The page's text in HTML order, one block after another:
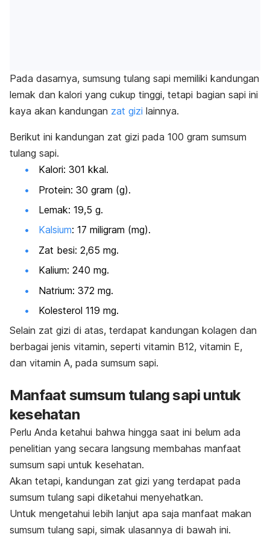
Pada dasarnya, sumsung tulang sapi memiliki kandungan
lemak dan kalori yang cukup tinggi, tetapi bagian sapi ini
kaya akan kandungan zat gizi lainnya.
Berikut ini kandungan zat gizi pada 100 gram sumsum
tulang sapi.
Kalori: 301 kkal.
Protein: 30 gram (g).
Lemak: 19,5 g.
Kalsium: 17 miligram (mg).
Zat besi: 2,65 mg.
Kalium: 240 mg.
Natrium: 372 mg.
Kolesterol 119 mg.
Selain zat gizi di atas, terdapat kandungan kolagen dan
berbagai jenis vitamin, seperti vitamin B12, vitamin E,
dan vitamin A, pada sumsum sapi.
Manfaat sumsum tulang sapi untuk
kesehatan
Perlu Anda ketahui bahwa hingga saat ini belum ada
penelitian yang secara langsung membahas manfaat
sumsum sapi untuk kesehatan.
Akan tetapi, kandungan zat gizi yang terdapat pada
sumsum tulang sapi diketahui menyehatkan.
Untuk mengetahui lebih lanjut apa saja manfaat makan
sumsum tulang sapi, simak ulasannya di bawah ini.